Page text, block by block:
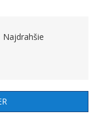
Najdrahšie